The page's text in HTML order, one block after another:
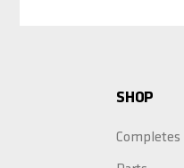
SHOP
Completes